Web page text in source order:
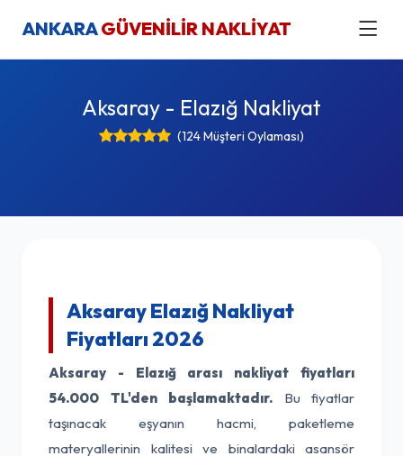
ANKARAGÜVENİLİR NAKLİYAT
Aksaray - Elazığ Nakliyat
(124 Müşteri Oylaması)
Aksaray Elazığ Nakliyat
Fiyatları 2026
Aksaray - Elazığ arası nakliyat fiyatları
54.000 TL'den başlamaktadır. Bu fiyatlar
taşınacak eşyanın hacmi, paketleme
materyallerinin kalitesi ve binalardaki asansör